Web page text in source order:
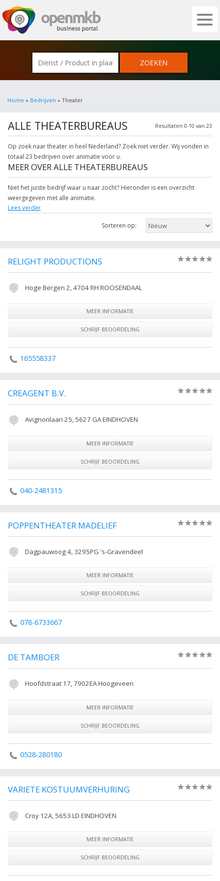
OPENMKB - DE ZAKELIJKE PORTAL
Home » Bedrijven » Theater
Resultaten 0-10 van 23
ALLE THEATERBUREAUS
Op zoek naar theater in heel Nederland? Zoek niet verder. Wij vonden in
totaal 23 bedrijven over animatie voor u.
MEER OVER ALLE THEATERBUREAUS
Niet het juiste bedrijf waar u naar zocht? Hieronder is een overzicht
weergegeven met alle animatie.
Klik op een van onderstaande links uit de rubriek evenementen
organisatie voor meer informatie. Hier vindt u ook de contactgegevens
Alle Theaterbureaus.
Lees verder
Sorteren op:
RELIGHT PRODUCTIONS
Hoge Bergen 2, 4704 RH ROOSENDAAL
MEER INFORMATIE
SCHRIJF BEOORDELING
165558337
CREAGENT B.V.
Avignonlaan 25, 5627 GA EINDHOVEN
MEER INFORMATIE
SCHRIJF BEOORDELING
040-2481315
POPPENTHEATER MADELIEF
Dagpauwoog 4, 3295PG 's-Gravendeel
MEER INFORMATIE
SCHRIJF BEOORDELING
078-6733667
DE TAMBOER
Hoofdstraat 17, 7902EA Hoogeveen
MEER INFORMATIE
SCHRIJF BEOORDELING
0528-280180
VARIETE KOSTUUMVERHURING
Croy 12A, 5653 LD EINDHOVEN
MEER INFORMATIE
SCHRIJF BEOORDELING